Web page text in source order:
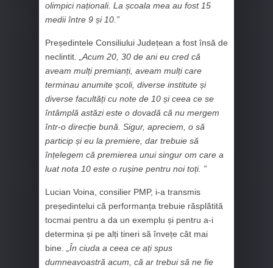
olimpici naționali. La școala mea au fost 15
medii între 9 și 10.”
Președintele Consiliului Județean a fost însă de
neclintit.
„Acum 20, 30 de ani eu cred că
aveam mulți premianți, aveam mulți care
terminau anumite școli, diverse institute și
diverse facultăți cu note de 10 și ceea ce se
întâmplă astăzi este o dovadă că nu mergem
într-o direcție bună. Sigur, apreciem, o să
particip și eu la premiere, dar trebuie să
înțelegem că premierea unui singur om care a
luat nota 10 este o rușine pentru noi toți. ”
Lucian Voina, consilier PMP, i-a transmis
președintelui că performanța trebuie răsplătită
tocmai pentru a da un exemplu și pentru a-i
determina și pe alți tineri să învețe cât mai
bine.
„În ciuda a ceea ce ați spus
dumneavoastră acum, că ar trebui să ne fie